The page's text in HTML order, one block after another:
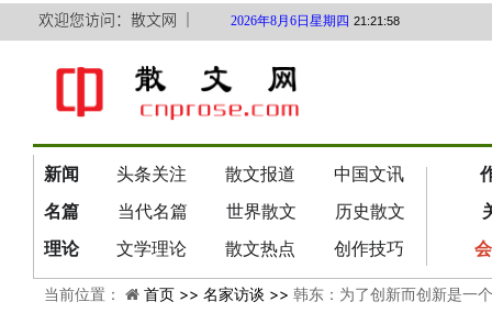
欢迎您访问：散文网 ｜
新闻 头条关注 散文报道 中国文讯
名篇
当代名篇 世界散文 历史散文
理论
文学理论 散文热点 创作技巧
2026年8月6日星期四 21:21:59
当前位置： 首页 >> 名家访谈 >> 韩东：为了创新而创新是一